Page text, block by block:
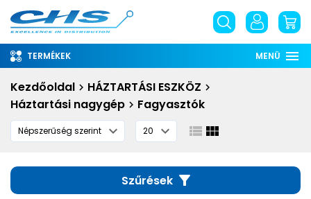
TERMÉKEK MENÜ
Rólunk
Információ
Szolgáltatások
English
Kezdőoldal
HÁZTARTÁSI ESZKÖZ
Háztartási nagygép
Fagyasztók
Szűrések